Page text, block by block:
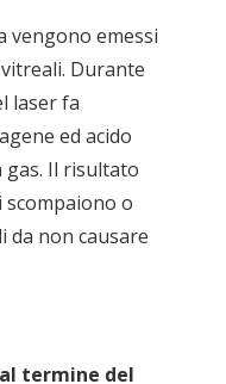
vengono emessi
Durante
laser fa
ed acido
Il risultato
scompaiono o
da non causare
termine del